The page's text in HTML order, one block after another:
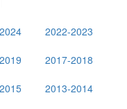
2022-2023
2017-2018
2013-2014